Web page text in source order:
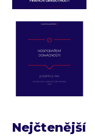
Nejčtenější